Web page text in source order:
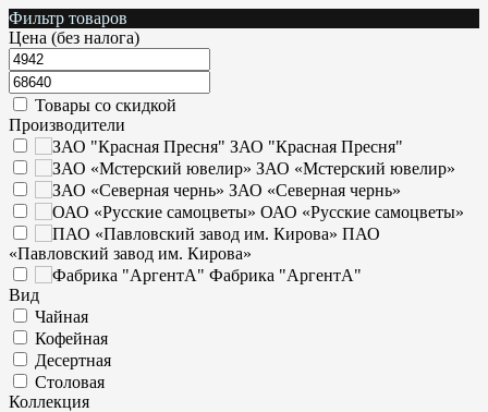
Фильтр товаров
Цена (без налога)
Товары со скидкой
Производители
ЗАО "Красная Пресня"
ЗАО «Мстерский ювелир»
ЗАО «Северная чернь»
ОАО «Русские самоцветы»
ПАО
«Павловский завод им. Кирова»
Фабрика "АргентА"
Вид
Чайная
Кофейная
Десертная
Столовая
Коллекция